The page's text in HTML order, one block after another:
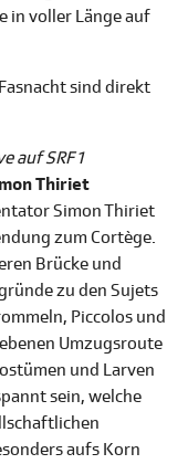
in voller Länge auf
sind direkt
auf SRF 1
Thiriet
Simon Thiriet
zum Cortège.
Brücke und
zu den Sujets
Piccolos und
Umzugsroute
und Larven
sein, welche
aufs Korn